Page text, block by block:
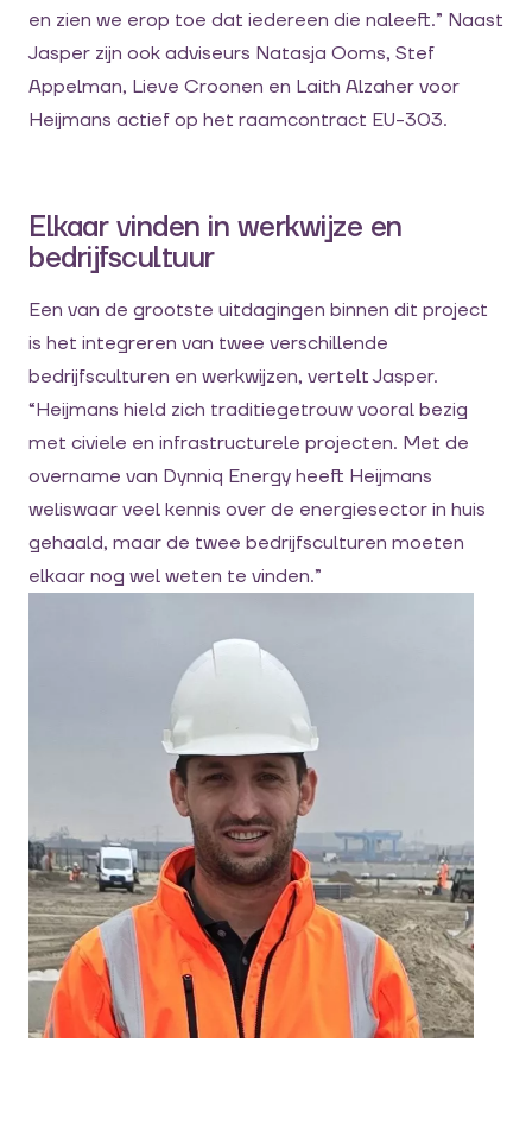
en zien we erop toe dat iedereen die naleeft.” Naast
Jasper zijn ook adviseurs Natasja Ooms, Stef
Appelman, Lieve Croonen en Laith Alzaher voor
Heijmans actief op het raamcontract EU-303.
Elkaar vinden in werkwijze en
bedrijfscultuur
Een van de grootste uitdagingen binnen dit project
is het integreren van twee verschillende
bedrijfsculturen en werkwijzen, vertelt Jasper.
“Heijmans hield zich traditiegetrouw vooral bezig
met civiele en infrastructurele projecten. Met de
overname van Dynniq Energy heeft Heijmans
weliswaar veel kennis over de energiesector in huis
gehaald, maar de twee bedrijfsculturen moeten
elkaar nog wel weten te vinden.”